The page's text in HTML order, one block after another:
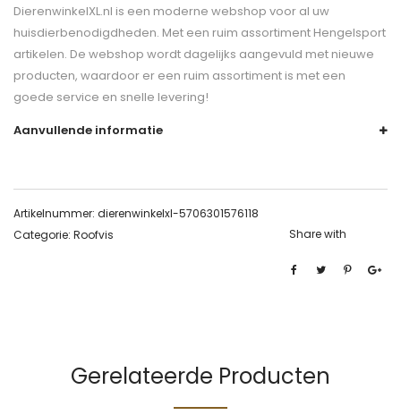
DierenwinkelXL.nl is een moderne webshop voor al uw
huisdierbenodigdheden. Met een ruim assortiment Hengelsport
artikelen. De webshop wordt dagelijks aangevuld met nieuwe
producten, waardoor er een ruim assortiment is met een
goede service en snelle levering!
Aanvullende informatie
Artikelnummer: dierenwinkelxl-5706301576118
Categorie: Roofvis Share with
Gerelateerde Producten